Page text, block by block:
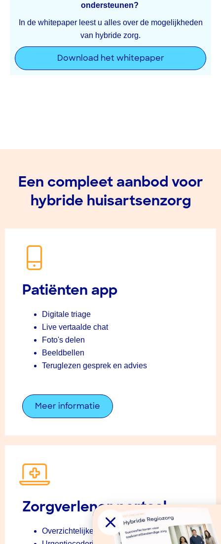
ondersteunen?
In de whitepaper leest u alles over de mogelijkheden
van hybride zorg.
Download het whitepaper
Een compleet aanbod voor
hybride huisartsenzorg
Patiënten app
Digitale triage
Live vertaalde chat
Foto's delen
Beeldbellen
Teruglezen gesprek en advies
Meer informatie
Zorgverlener portaal
Overzichtelijke werklijst